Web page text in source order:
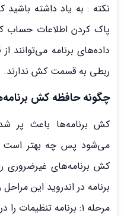
نکته : به یاد داشته
پاک کردن اطلاعات حساب
ربطی به قسمت کش ندارند.
چگونه حافظه کش
کش برنامه‌ها باعث پر
می‌شود پس چه بهتر است
کش برنامه‌های غیرضروری
برنامه در اندروید این مراحل
مرحله 1: برنامه تنظیمات را در دستگاه خود باز کنید